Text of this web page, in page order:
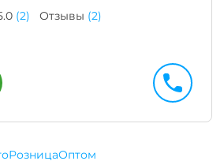
(2) Отзывы (2)
РозницаОптом